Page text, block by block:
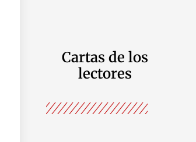
Cartas de los
lectores